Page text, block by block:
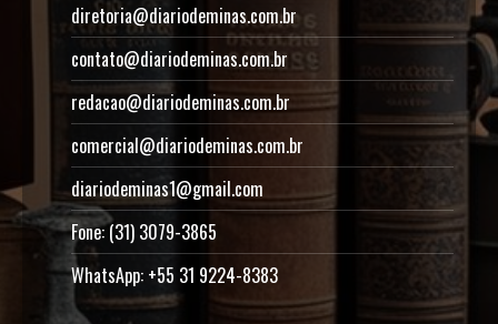
diretoria@diariodeminas.com.br
contato@diariodeminas.com.br
redacao@diariodeminas.com.br
comercial@diariodeminas.com.br
diariodeminas1@gmail.com
Fone: (31) 3079-3865
WhatsApp: +55 31 9224-8383